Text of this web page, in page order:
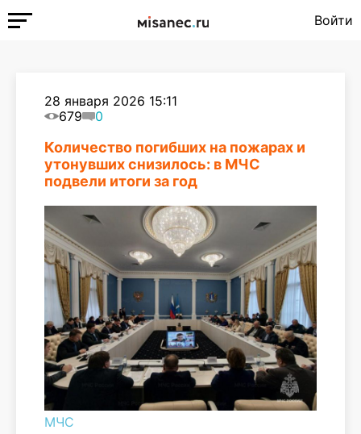
Войти
28 января 2026 15:11
679
0
Количество погибших на пожарах и
утонувших снизилось: в МЧС
подвели итоги за год
МЧС